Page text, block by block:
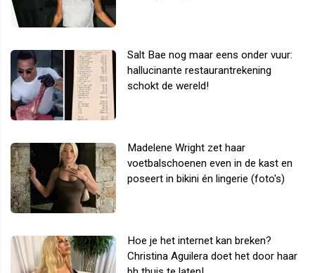
Salt Bae nog maar eens onder vuur:
hallucinante restaurantrekening
schokt de wereld!
Madelene Wright zet haar
voetbalschoenen even in de kast en
poseert in bikini én lingerie (foto's)
Hoe je het internet kan breken?
Christina Aguilera doet het door haar